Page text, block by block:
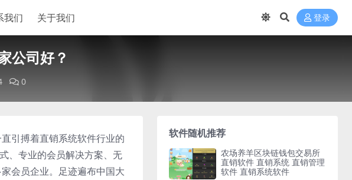
我们 关于我们 登录
公司好？
0
引搏着直销系统软件行业的
、专业的会员解决方案、无
会员企业。足迹遍布中国大
软件随机推荐
农场养羊区块链钱包交易所
直销软件 直销系统 直销管理
软件 直销系统软件